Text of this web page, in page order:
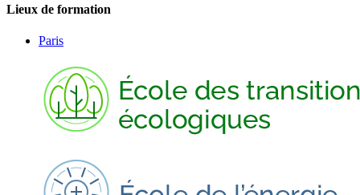
Lieux de formation
Paris